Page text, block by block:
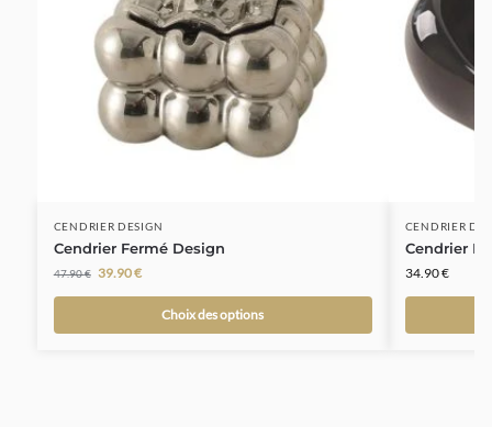
CENDRIER DESIGN
Cendrier Fermé Design
47.90€ 39.90€
Choix des options
CENDRIER
Cendrier
34.90€